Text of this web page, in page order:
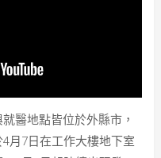
醫地點皆位於外縣市，
月7日在工作大樓地下室